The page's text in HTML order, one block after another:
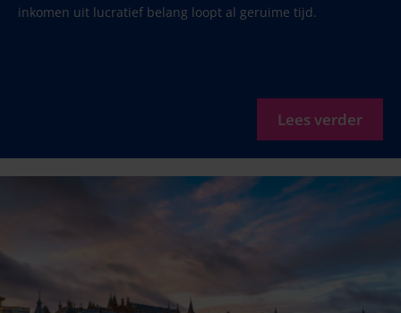
inkomen uit lucratief belang loopt al geruime tijd.
Lees verder